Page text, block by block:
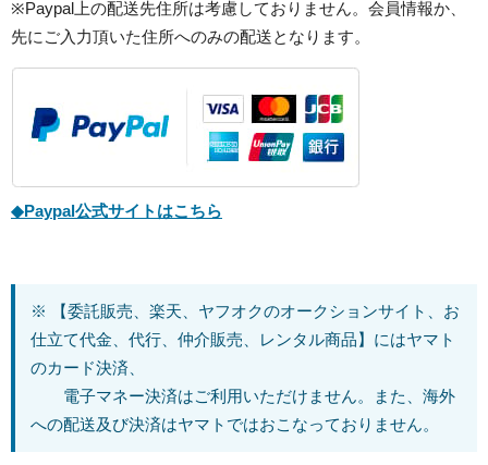
※Paypal上の配送先住所は考慮しておりません。会員情報か、
先にご入力頂いた住所へのみの配送となります。
◆Paypal公式サイトはこちら
※ 【委託販売、楽天、ヤフオクのオークションサイト、お
仕立て代金、代行、仲介販売、レンタル商品】にはヤマト
のカード決済、
電子マネー決済はご利用いただけません。また、海外
への配送及び決済はヤマトではおこなっておりません。